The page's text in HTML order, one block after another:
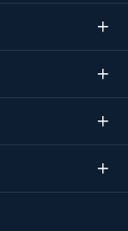



